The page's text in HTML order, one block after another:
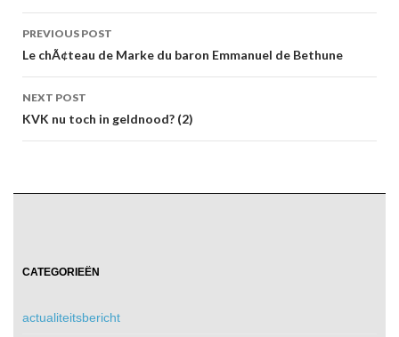
Post
navigation
PREVIOUS POST
Le chÃ¢teau de Marke du baron Emmanuel de Bethune
NEXT POST
KVK nu toch in geldnood? (2)
CATEGORIEËN
actualiteitsbericht